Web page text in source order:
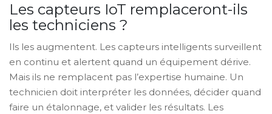
Les capteurs IoT remplaceront-ils
les techniciens ?
Ils les augmentent. Les capteurs intelligents surveillent
en continu et alertent quand un équipement dérive.
Mais ils ne remplacent pas l’expertise humaine. Un
technicien doit interpréter les données, décider quand
faire un étalonnage, et valider les résultats. Les